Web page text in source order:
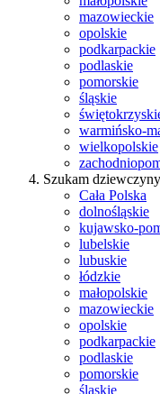
mazowieckie
opolskie
podkarpackie
podlaskie
pomorskie
śląskie
warmińsko-
wielkopolskie
Szukam dziewczyny
Cała Polska
dolnośląskie
kujawsko-
lubelskie
lubuskie
łódzkie
małopolskie
mazowieckie
opolskie
podkarpackie
podlaskie
pomorskie
śląskie